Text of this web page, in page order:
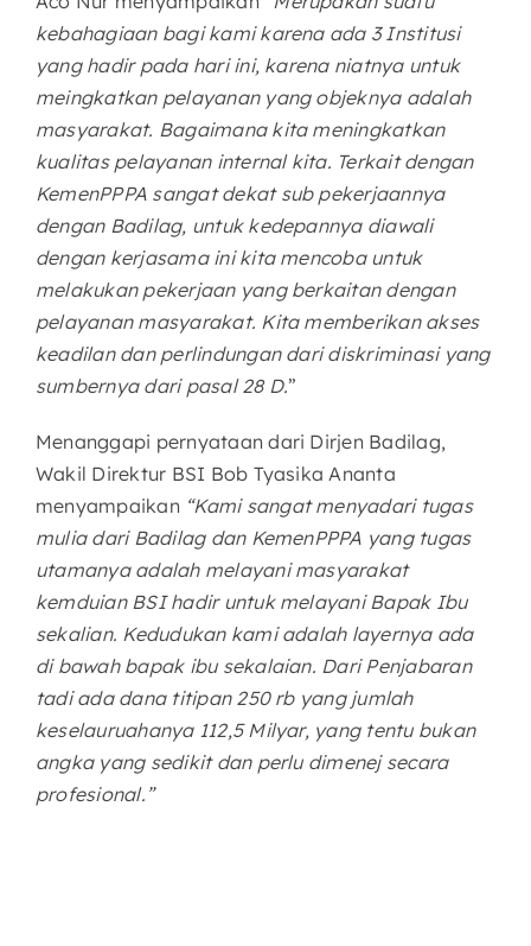
kebahagiaan bagi kami karena ada 3 Institusi
yang hadir pada hari ini, karena niatnya untuk
meingkatkan pelayanan yang objeknya adalah
masyarakat. Bagaimana kita meningkatkan
kualitas pelayanan internal kita. Terkait dengan
KemenPPPA sangat dekat sub pekerjaannya
dengan Badilag, untuk kedepannya diawali
dengan kerjasama ini kita mencoba untuk
melakukan pekerjaan yang berkaitan dengan
pelayanan masyarakat. Kita memberikan akses
keadilan dan perlindungan dari diskriminasi yang
sumbernya dari pasal 28 D.”
Menanggapi pernyataan dari Dirjen Badilag,
Wakil Direktur BSI Bob Tyasika Ananta
menyampaikan “Kami sangat menyadari tugas
mulia dari Badilag dan KemenPPPA yang tugas
utamanya adalah melayani masyarakat
kemduian BSI hadir untuk melayani Bapak Ibu
sekalian. Kedudukan kami adalah layernya ada
di bawah bapak ibu sekalaian. Dari Penjabaran
tadi ada dana titipan 250 rb yang jumlah
keselauruahanya 112,5 Milyar, yang tentu bukan
angka yang sedikit dan perlu dimenej secara
profesional.”